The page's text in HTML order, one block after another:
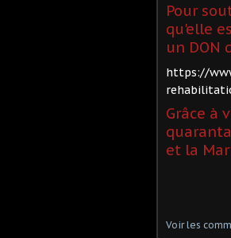
Pour
qu'elle
un DON
https://
Grâce à
et la
Voir les